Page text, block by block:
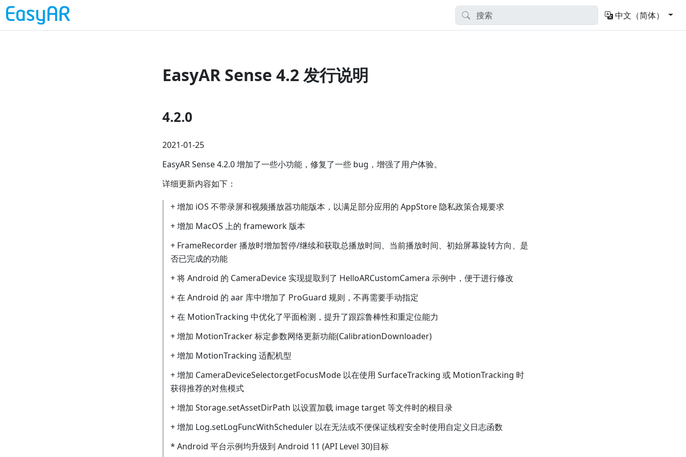
中文（简体）
EasyAR Sense 4.2 发行说明
4.2.0
2021-01-25
EasyAR Sense 4.2.0 增加了一些小功能，修复了一些 bug，增强了用户体验。
详细更新内容如下：
+ 增加 iOS 不带录屏和视频播放器功能版本，以满足部分应用的 AppStore 隐私政策合规要求
+ 增加 MacOS 上的 framework 版本
+ FrameRecorder 播放时增加暂停/继续和获取总播放时间、当前播放时间、初始屏幕旋转方向、是
否已完成的功能
+ 将 Android 的 CameraDevice 实现提取到了 HelloARCustomCamera 示例中，便于进行修改
+ 在 Android 的 aar 库中增加了 ProGuard 规则，不再需要手动指定
+ 在 MotionTracking 中优化了平面检测，提升了跟踪鲁棒性和重定位能力
+ 增加 MotionTracker 标定参数网络更新功能(CalibrationDownloader)
+ 增加 MotionTracking 适配机型
+ 增加 CameraDeviceSelector.getFocusMode 以在使用 SurfaceTracking 或 MotionTracking 时
获得推荐的对焦模式
+ 增加 Storage.setAssetDirPath 以设置加载 image target 等文件时的根目录
+ 增加 Log.setLogFuncWithScheduler 以在无法或不便保证线程安全时使用自定义日志函数
* Android 平台示例均升级到 Android 11 (API Level 30)目标